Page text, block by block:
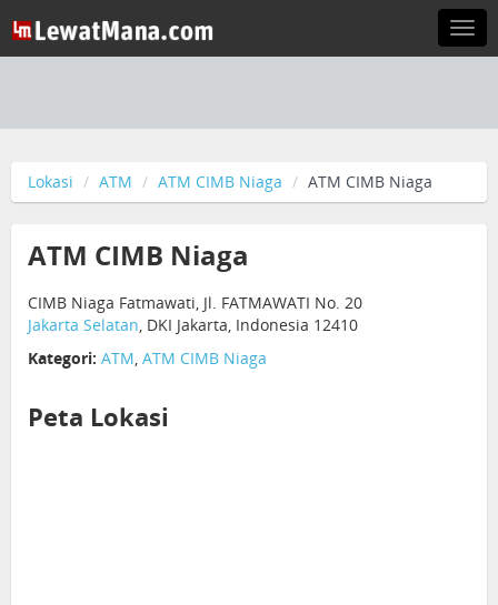
Lokasi ATM ATM CIMB Niaga ATM CIMB Niaga
ATM CIMB Niaga
CIMB Niaga Fatmawati, Jl. FATMAWATI No. 20
Jakarta Selatan, DKI Jakarta, Indonesia 12410
Kategori: ATM, ATM CIMB Niaga
Peta Lokasi